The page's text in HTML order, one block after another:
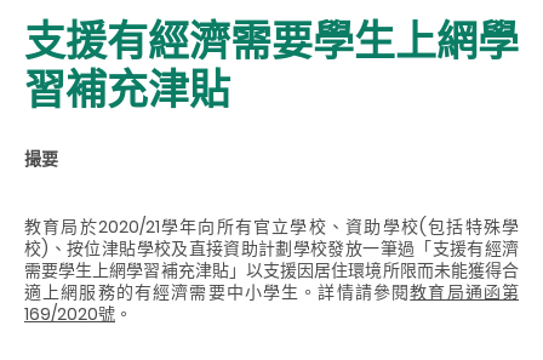
支援有經濟需要學生上網學
習補充津貼
撮要
教育局於2020/21學年向所有官立學校、資助學校(包括特殊學
校)、按位津貼學校及直接資助計劃學校發放一筆過「支援有經濟
需要學生上網學習補充津貼」以支援因居住環境所限而未能獲得合
適上網服務的有經濟需要中小學生。詳情請參閱教育局通函第
169/2020號 。